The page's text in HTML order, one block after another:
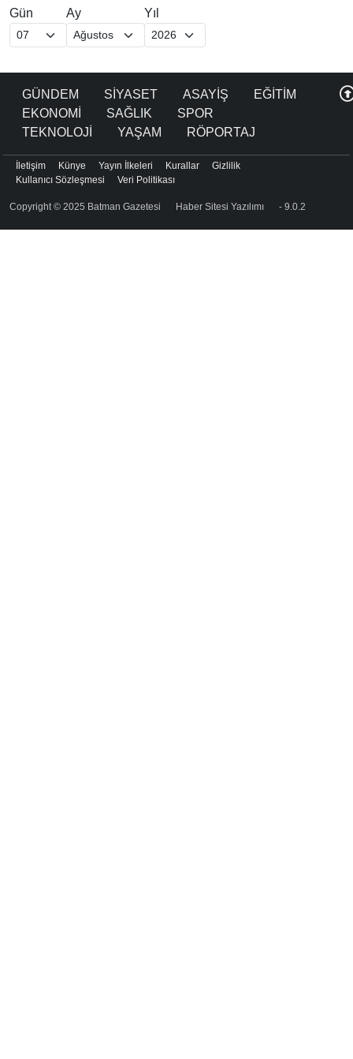
Gün Ay Yıl
GÜNDEM SİYASET ASAYİŞ
EĞİTİM
EKONOMİ
SAĞLIK
SPOR
TEKNOLOJİ
YAŞAM RÖPORTAJ
Copyright © 2025 Batman Gazetesi Haber Sitesi Yazılımı - 9.0.2
İletişim Künye Yayın İlkeleri Kurallar
Gizlilik
Kullanıcı Sözleşmesi
Veri Politikası